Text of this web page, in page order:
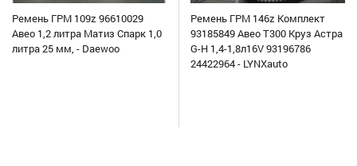
Ремень ГРМ 109z 96610029
Авео 1,2 литра Матиз Спарк 1,0
литра 25 мм, - Daewoo
Ремень ГРМ 146z Комплект
93185849 Авео Т300 Круз Астра
G-H 1,4-1,8л16V 93196786
24422964 - LYNXauto